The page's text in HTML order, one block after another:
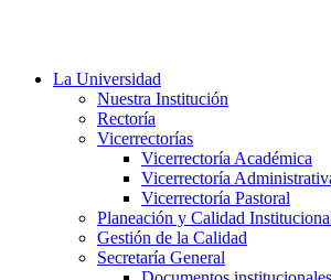
La Universidad
Nuestra Institución
Rectoría
Vicerrectorías
Vicerrectoría Académica
Vicerrectoría
Vicerrectoría Pastoral
Planeación y Calidad
Gestión de la Calidad
Secretaría General